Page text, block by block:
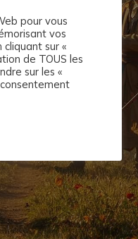
pour vous
vos
sur «
de TOUS les
sur les «